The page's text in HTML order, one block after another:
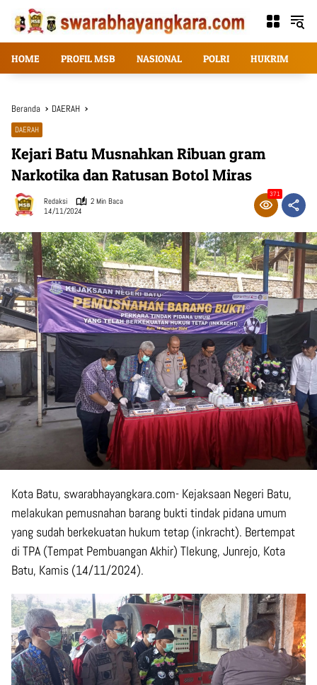
Langsung
konten
HOME PROFIL MSB NASIONAL POLRI HUKRIM
Beranda DAERAH
DAERAH
Kejari Batu Musnahkan Ribuan gram
Narkotika dan Ratusan Botol Miras
Redaksi
2 Min Baca
14/11/2024
371
Kota Batu, swarabhayangkara.com- Kejaksaan Negeri Batu,
melakukan pemusnahan barang bukti tindak pidana umum
yang sudah berkekuatan hukum tetap (inkracht). Bertempat
di TPA (Tempat Pembuangan Akhir) Tlekung, Junrejo, Kota
Batu, Kamis (14/11/2024).